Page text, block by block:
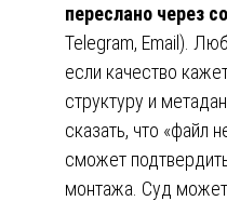
переслано через
Telegram, Email).
если качество
структуру и
сказать, что «файл
сможет
монтажа. Суд может